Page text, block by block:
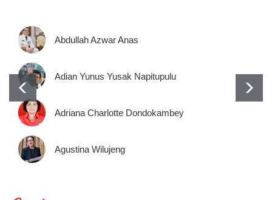
Abdullah Azwar Anas
Adian Yunus Yusak Napitupulu
Adriana Charlotte Dondokambey
Agustina Wilujeng